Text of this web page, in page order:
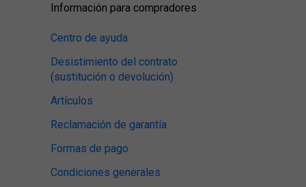
Información para compradores
Centro de ayuda
Desistimiento del contrato
(sustitución o devolución)
Artículos
Reclamación de garantía
Formas de pago
Condiciones generales